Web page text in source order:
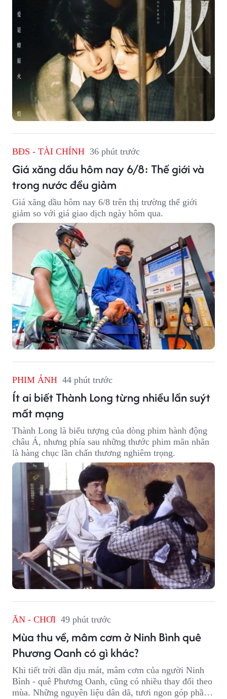
BĐS - TÀI CHÍNH 36 phút trước
Giá xăng dầu hôm nay 6/8: Thế giới và
trong nước đều giảm
Giá xăng dầu hôm nay 6/8 trên thị trường thế giới
giảm so với giá giao dịch ngày hôm qua.
PHIM ẢNH 44 phút trước
Ít ai biết Thành Long từng nhiều lần suýt
mất mạng
Thành Long là biểu tượng của dòng phim hành động
châu Á, nhưng phía sau những thước phim mãn nhãn
là hàng chục lần chấn thương nghiêm trọng.
ĂN - CHƠI 49 phút trước
Mùa thu về, mâm cơm ở Ninh Bình quê
Phương Oanh có gì khác?
Khi tiết trời dần dịu mát, mâm cơm của người Ninh
Bình - quê Phương Oanh, cũng có nhiều thay đổi theo
mùa. Những nguyên liệu dân dã, tươi ngon góp phần